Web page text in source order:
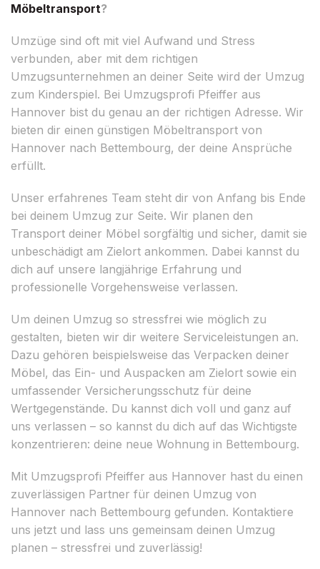
Möbeltransport?
Umzüge sind oft mit viel Aufwand und Stress
verbunden, aber mit dem richtigen
Umzugsunternehmen an deiner Seite wird der Umzug
zum Kinderspiel. Bei Umzugsprofi Pfeiffer aus
Hannover bist du genau an der richtigen Adresse. Wir
bieten dir einen günstigen Möbeltransport von
Hannover nach Bettembourg, der deine Ansprüche
erfüllt.
Unser erfahrenes Team steht dir von Anfang bis Ende
bei deinem Umzug zur Seite. Wir planen den
Transport deiner Möbel sorgfältig und sicher, damit sie
unbeschädigt am Zielort ankommen. Dabei kannst du
dich auf unsere langjährige Erfahrung und
professionelle Vorgehensweise verlassen.
Um deinen Umzug so stressfrei wie möglich zu
gestalten, bieten wir dir weitere Serviceleistungen an.
Dazu gehören beispielsweise das Verpacken deiner
Möbel, das Ein- und Auspacken am Zielort sowie ein
umfassender Versicherungsschutz für deine
Wertgegenstände. Du kannst dich voll und ganz auf
uns verlassen – so kannst du dich auf das Wichtigste
konzentrieren: deine neue Wohnung in Bettembourg.
Mit Umzugsprofi Pfeiffer aus Hannover hast du einen
zuverlässigen Partner für deinen Umzug von
Hannover nach Bettembourg gefunden. Kontaktiere
uns jetzt und lass uns gemeinsam deinen Umzug
planen – stressfrei und zuverlässig!